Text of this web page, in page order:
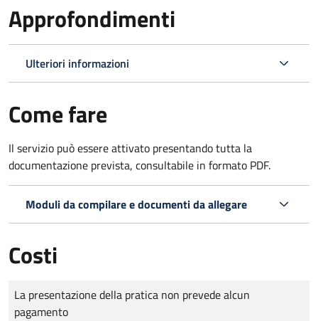
Approfondimenti
Ulteriori informazioni
Come fare
Il servizio può essere attivato presentando tutta la
documentazione prevista, consultabile in formato PDF.
Moduli da compilare e documenti da allegare
Costi
Tipo di pagamento
Importo
La presentazione della pratica non prevede alcun
pagamento